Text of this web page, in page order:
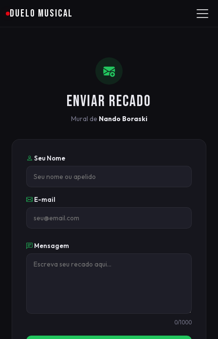
DUELO MUSICAL
ENVIAR RECADO
Mural de Nando Boraski
Seu Nome
E-mail
Mensagem
0/1000